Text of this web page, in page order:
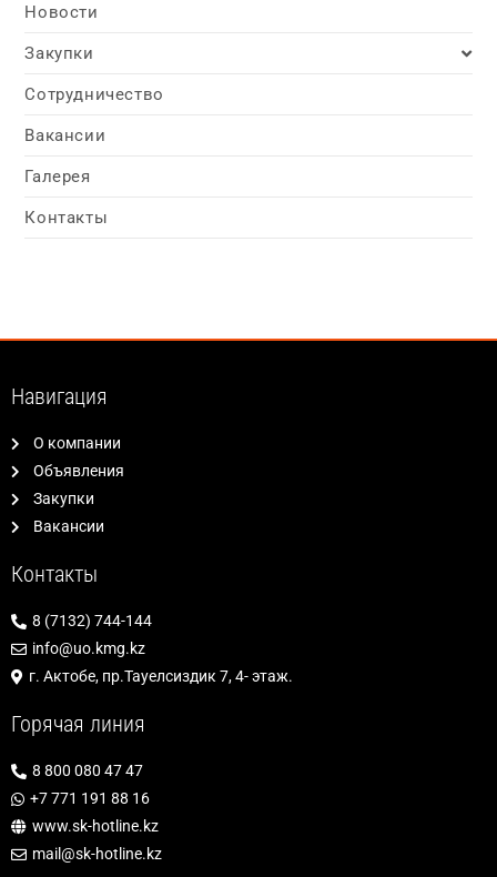
Новости
Закупки
Сотрудничество
Вакансии
Галерея
Контакты
Навигация
О компании
Объявления
Закупки
Вакансии
Контакты
8 (7132) 744-144
info@uo.kmg.kz
г. Актобе, пр.Тауелсиздик 7, 4- этаж.
Горячая линия
8 800 080 47 47
+7 771 191 88 16
www.sk-hotline.kz
mail@sk-hotline.kz